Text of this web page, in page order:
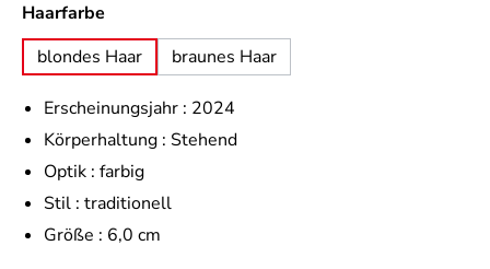
Haarfarbe
blondes Haar
braunes Haar
Erscheinungsjahr : 2024
Körperhaltung : Stehend
Optik : farbig
Stil : traditionell
Größe : 6,0 cm